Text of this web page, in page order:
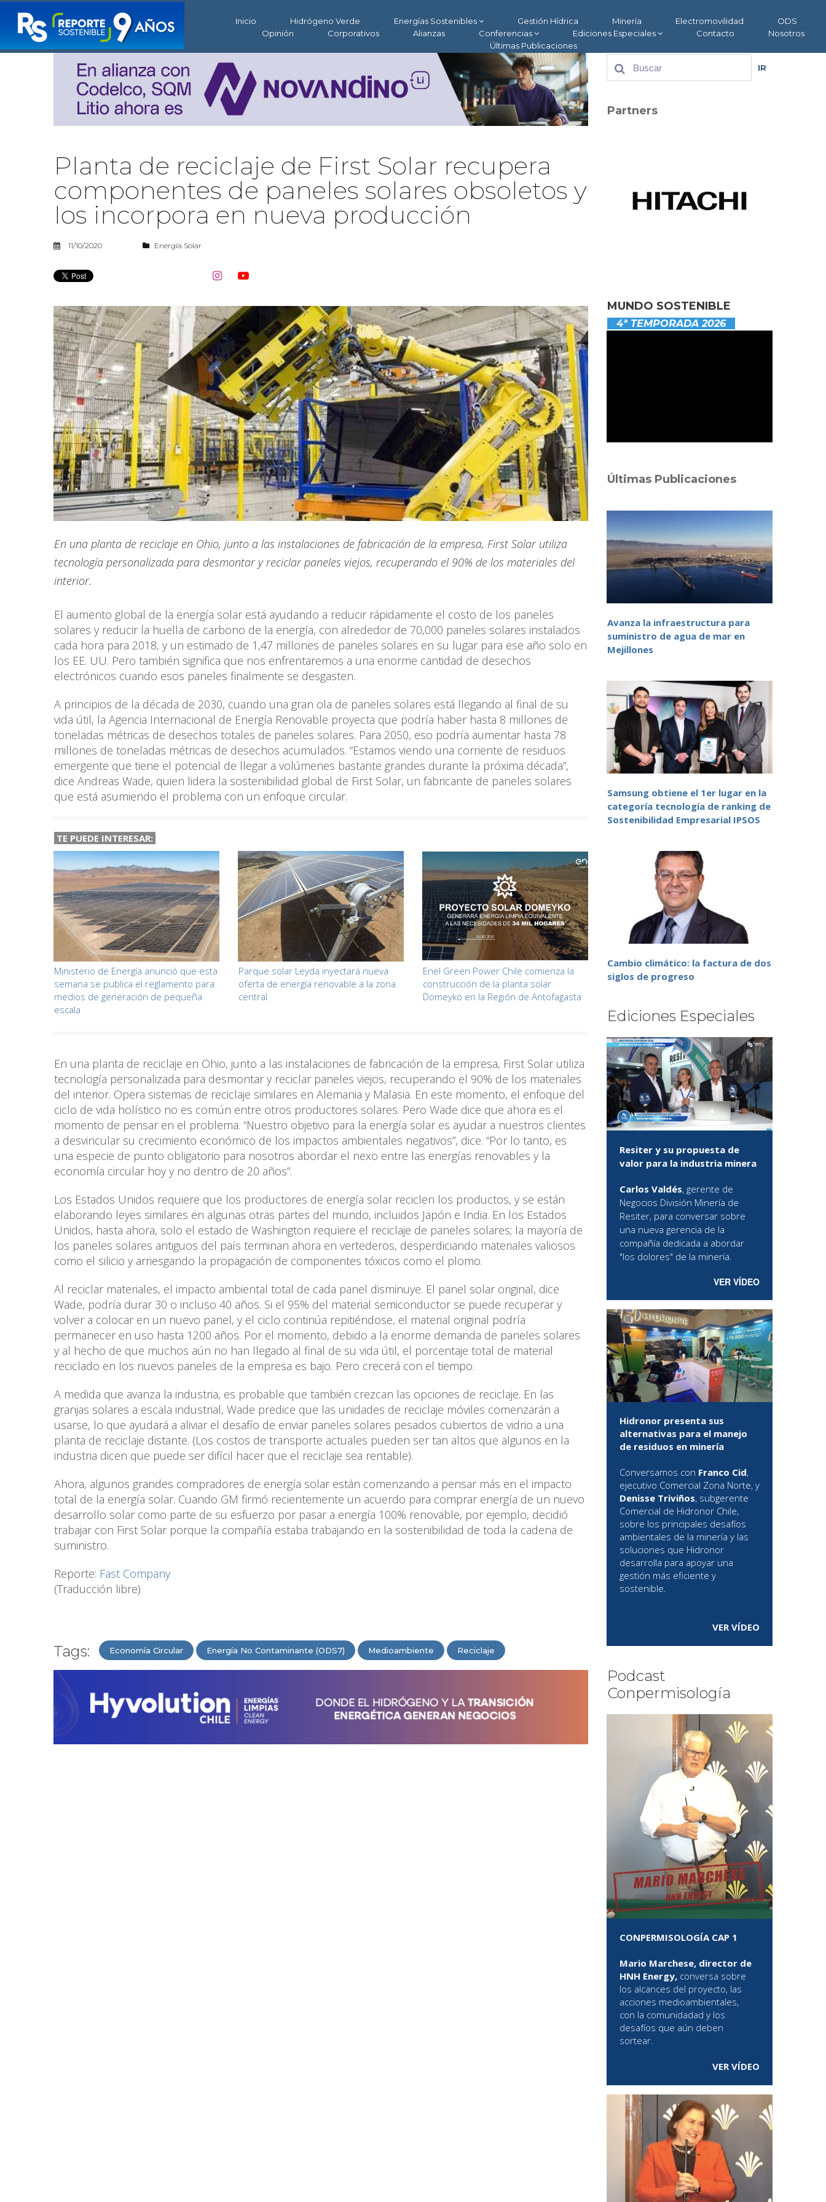
Inicio Hidrógeno Verde Energías Sostenibles Gestión Hídrica Minería Electromovilidad
ODS
Opinión
Corporativos Alianzas Conferencias Ediciones Especiales Contacto
Nosotros
Últimas Publicaciones
Planta de reciclaje de First Solar recupera
componentes de paneles solares obsoletos y
los incorpora en nueva producción
11/10/2020 Energía Solar
 
En una planta de reciclaje en Ohio, junto a las instalaciones de fabricación de la empresa, First Solar utiliza
tecnología personalizada para desmontar y reciclar paneles viejos, recuperando el 90% de los materiales del
interior.
El aumento global de la energía solar está ayudando a reducir rápidamente el costo de los paneles
solares y reducir la huella de carbono de la energía, con alrededor de 70,000 paneles solares instalados
cada hora para 2018, y un estimado de 1,47 millones de paneles solares en su lugar para ese año solo en
los EE. UU. Pero también significa que nos enfrentaremos a una enorme cantidad de desechos
electrónicos cuando esos paneles finalmente se desgasten.
A principios de la década de 2030, cuando una gran ola de paneles solares está llegando al final de su
vida útil, la Agencia Internacional de Energía Renovable proyecta que podría haber hasta 8 millones de
toneladas métricas de desechos totales de paneles solares. Para 2050, eso podría aumentar hasta 78
millones de toneladas métricas de desechos acumulados. “Estamos viendo una corriente de residuos
emergente que tiene el potencial de llegar a volúmenes bastante grandes durante la próxima década”,
dice Andreas Wade, quien lidera la sostenibilidad global de First Solar, un fabricante de paneles solares
que está asumiendo el problema con un enfoque circular.
TE PUEDE INTERESAR:
Ministerio de Energía anunció que esta
semana se publica el reglamento para
medios de generación de pequeña
escala
Parque solar Leyda inyectará nueva
oferta de energía renovable a la zona
central
Enel Green Power Chile comienza la
construcción de la planta solar
Domeyko en la Región de Antofagasta
En una planta de reciclaje en Ohio, junto a las instalaciones de fabricación de la empresa, First Solar utiliza
tecnología personalizada para desmontar y reciclar paneles viejos, recuperando el 90% de los materiales
del interior. Opera sistemas de reciclaje similares en Alemania y Malasia. En este momento, el enfoque del
ciclo de vida holístico no es común entre otros productores solares. Pero Wade dice que ahora es el
momento de pensar en el problema. “Nuestro objetivo para la energía solar es ayudar a nuestros clientes
a desvincular su crecimiento económico de los impactos ambientales negativos”, dice. “Por lo tanto, es
una especie de punto obligatorio para nosotros abordar el nexo entre las energías renovables y la
economía circular hoy y no dentro de 20 años”.
Los Estados Unidos requiere que los productores de energía solar reciclen los productos, y se están
elaborando leyes similares en algunas otras partes del mundo, incluidos Japón e India. En los Estados
Unidos, hasta ahora, solo el estado de Washington requiere el reciclaje de paneles solares; la mayoría de
los paneles solares antiguos del país terminan ahora en vertederos, desperdiciando materiales valiosos
como el silicio y arriesgando la propagación de componentes tóxicos como el plomo.
Al reciclar materiales, el impacto ambiental total de cada panel disminuye. El panel solar original, dice
Wade, podría durar 30 o incluso 40 años. Si el 95% del material semiconductor se puede recuperar y
volver a colocar en un nuevo panel, y el ciclo continúa repitiéndose, el material original podría
permanecer en uso hasta 1200 años. Por el momento, debido a la enorme demanda de paneles solares
y al hecho de que muchos aún no han llegado al final de su vida útil, el porcentaje total de material
reciclado en los nuevos paneles de la empresa es bajo. Pero crecerá con el tiempo.
A medida que avanza la industria, es probable que también crezcan las opciones de reciclaje. En las
granjas solares a escala industrial, Wade predice que las unidades de reciclaje móviles comenzarán a
usarse, lo que ayudará a aliviar el desafío de enviar paneles solares pesados cubiertos de vidrio a una
planta de reciclaje distante. (Los costos de transporte actuales pueden ser tan altos que algunos en la
industria dicen que puede ser difícil hacer que el reciclaje sea rentable).
Ahora, algunos grandes compradores de energía solar están comenzando a pensar más en el impacto
total de la energía solar. Cuando GM firmó recientemente un acuerdo para comprar energía de un nuevo
desarrollo solar como parte de su esfuerzo por pasar a energía 100% renovable, por ejemplo, decidió
trabajar con First Solar porque la compañía estaba trabajando en la sostenibilidad de toda la cadena de
suministro.
Reporte: Fast Company
(Traducción libre)
Tags: Economía Circular Energía No Contaminante (ODS7) Medioambiente Reciclaje
IR
Partners
MUNDO SOSTENIBLE
4ª TEMPORADA 2026
Últimas Publicaciones
Avanza la infraestructura para
suministro de agua de mar en
Mejillones
Samsung obtiene el 1er lugar en la
categoría tecnología de ranking de
Sostenibilidad Empresarial IPSOS
Cambio climático: la factura de dos
siglos de progreso
Ediciones Especiales
Resiter y su propuesta de
valor para la industria minera
Carlos Valdés, gerente de
Negocios División Minería de
Resiter, para conversar sobre
una nueva gerencia de la
compañía dedicada a abordar
"los dolores" de la minería.
VER VÍDEO
Hidronor presenta sus
alternativas para el manejo
de residuos en minería
Conversamos con Franco Cid,
ejecutivo Comercial Zona Norte, y
Denisse Triviños, subgerente
Comercial de Hidronor Chile,
sobre los principales desafíos
ambientales de la minería y las
soluciones que Hidronor
desarrolla para apoyar una
gestión más eficiente y
sostenible.
VER VÍDEO
Podcast
Conpermisología
CONPERMISOLOGÍA CAP 1
Mario Marchese, director de
HNH Energy, conversa sobre
los alcances del proyecto, las
acciones medioambientales,
con la comunidadad y los
desafíos que aún deben
sortear.
VER VÍDEO